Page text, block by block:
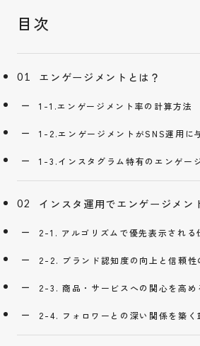
エンゲージメントとは？
1-1.エンゲージメント率の計算方法
1-2.エンゲージメントがSNS運用に
1-3.インスタグラム特有のエンゲー
インスタ運用でエンゲージメン
2-1. アルゴリズムで優先表示される
2-2. ブランド認知度の向上と信頼性
2-3. 商品・サービスへの関心を高め
2-4. フォロワーとの深い関係を築く